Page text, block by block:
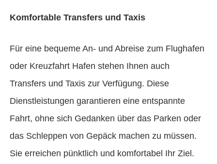
Komfortable Transfers und Taxis
Für eine bequeme An- und Abreise zum Flughafen
oder Kreuzfahrt Hafen stehen Ihnen auch
Transfers und Taxis zur Verfügung. Diese
Dienstleistungen garantieren eine entspannte
Fahrt, ohne sich Gedanken über das Parken oder
das Schleppen von Gepäck machen zu müssen.
Sie erreichen pünktlich und komfortabel Ihr Ziel.